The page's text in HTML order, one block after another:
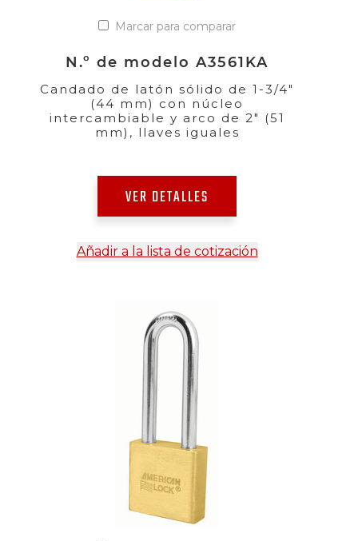
Marcar para comparar
N.º de modelo A3561KA
Candado de latón sólido de 1-3/4"
(44 mm) con núcleo
intercambiable y arco de 2" (51
mm), llaves iguales
VER DETALLES
Añadir a la lista de cotización